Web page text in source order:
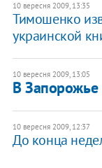
10 вересня 2009, 13:35
Тимошенко
украинской
10 вересня 2009, 13:05
В Запорожье
10 вересня 2009, 12:37
До конца